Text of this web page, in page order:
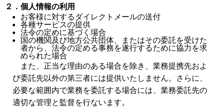
２．個人情報の利用
お客様に対するダイレクトメールの送付
各種サービスの提供
法令の定めに基づく場合
国の機関及び地方公共団体、またはその委託を受けた
者から、法令の定める事務を遂行するために協力を求
められた場合
また、正当な理由のある場合を除き、業務提携先およ
び委託先以外の第三者には提供いたしません。さらに、
必要な範囲内で業務を委託する場合には、業務委託先の
適切な管理と監督を行ないます。